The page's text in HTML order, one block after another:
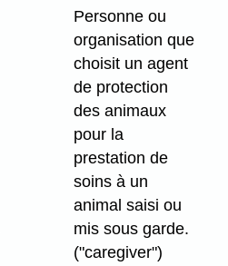
Personne ou
organisation que
choisit un agent
de protection
des animaux
pour la
prestation de
soins à un
animal saisi ou
mis sous garde.
("caregiver")